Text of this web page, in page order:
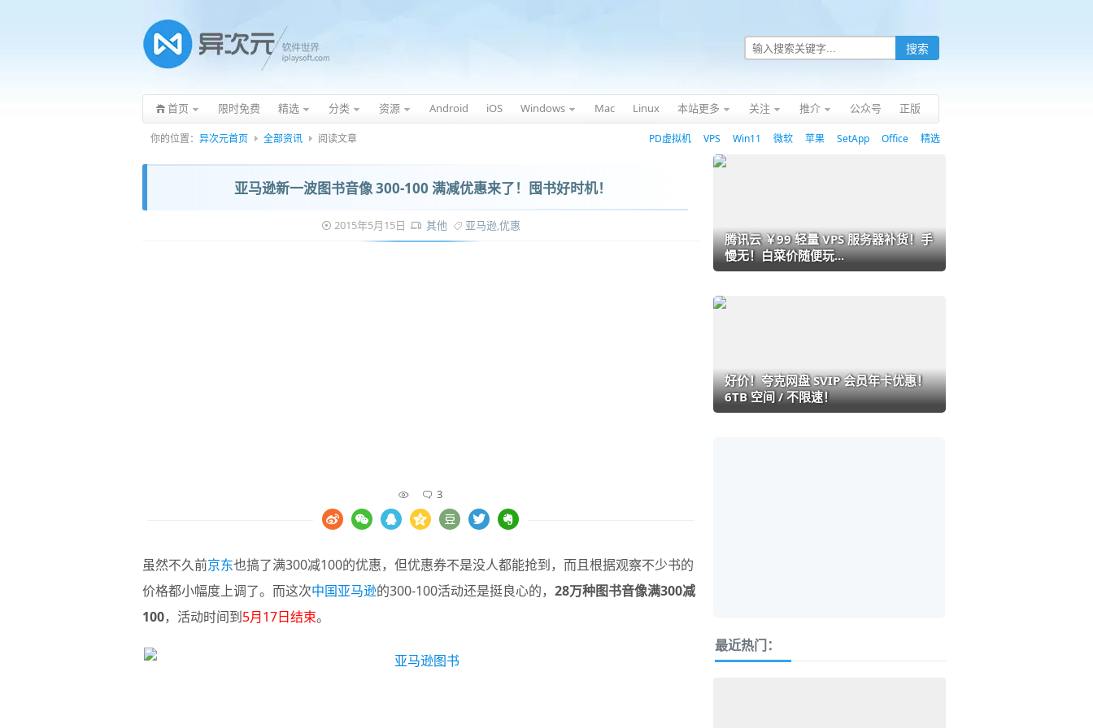
首页 限时免费 精选 分类 资源 Android iOS Windows Mac Linux 本站更多 关注 推介 公众号 正版
你的位置： 异次元首页 全部资讯 阅读文章 PD虚拟机 VPS Win11 微软 苹果 SetApp Office 精选
亚马逊新一波图书音像 300-100 满减优惠来了！囤书好时机！
2015年5月15日 其他 亚马逊,优惠
3
虽然不久前京东也搞了满300减100的优惠，但优惠券不是没人都能抢到，而且根据观察不少书的
价格都小幅度上调了。而这次中国亚马逊的300-100活动还是挺良心的， 28万种图书音像满300减
100，活动时间到5月17日结束。
腾讯云 ￥99 轻量 VPS 服务器补货！手
慢无！白菜价随便玩...
好价！夸克网盘 SVIP 会员年卡优惠！
6TB 空间 / 不限速！
最近热门：